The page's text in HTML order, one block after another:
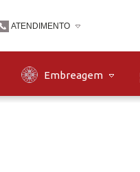
ATENDIMENTO
(47)36319900
Embreagem